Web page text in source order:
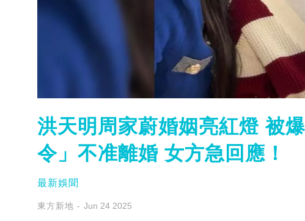
洪天明周家蔚婚姻亮紅燈 被
令」不准離婚 女方急回應！
最新娛聞
東方新地 Jun 24 2025